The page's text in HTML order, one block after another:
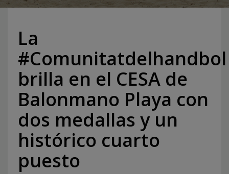
La
#Comunitatdelhandbol
brilla en el CESA de
Balonmano Playa con
dos medallas y un
histórico cuarto
puesto